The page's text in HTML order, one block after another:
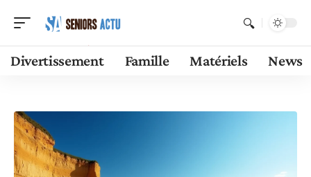
Divertissement Famille Matériels News